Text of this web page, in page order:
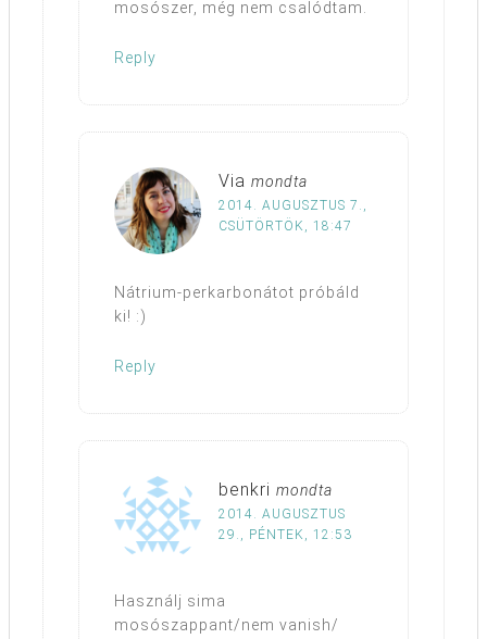
mosószer, még nem csalódtam.
Reply
Via mondta
2014. AUGUSZTUS 7.,
CSÜTÖRTÖK, 18:47
Nátrium-perkarbonátot próbáld
ki! :)
Reply
benkri mondta
2014. AUGUSZTUS
29., PÉNTEK, 12:53
Használj sima
mosószappant/nem vanish/